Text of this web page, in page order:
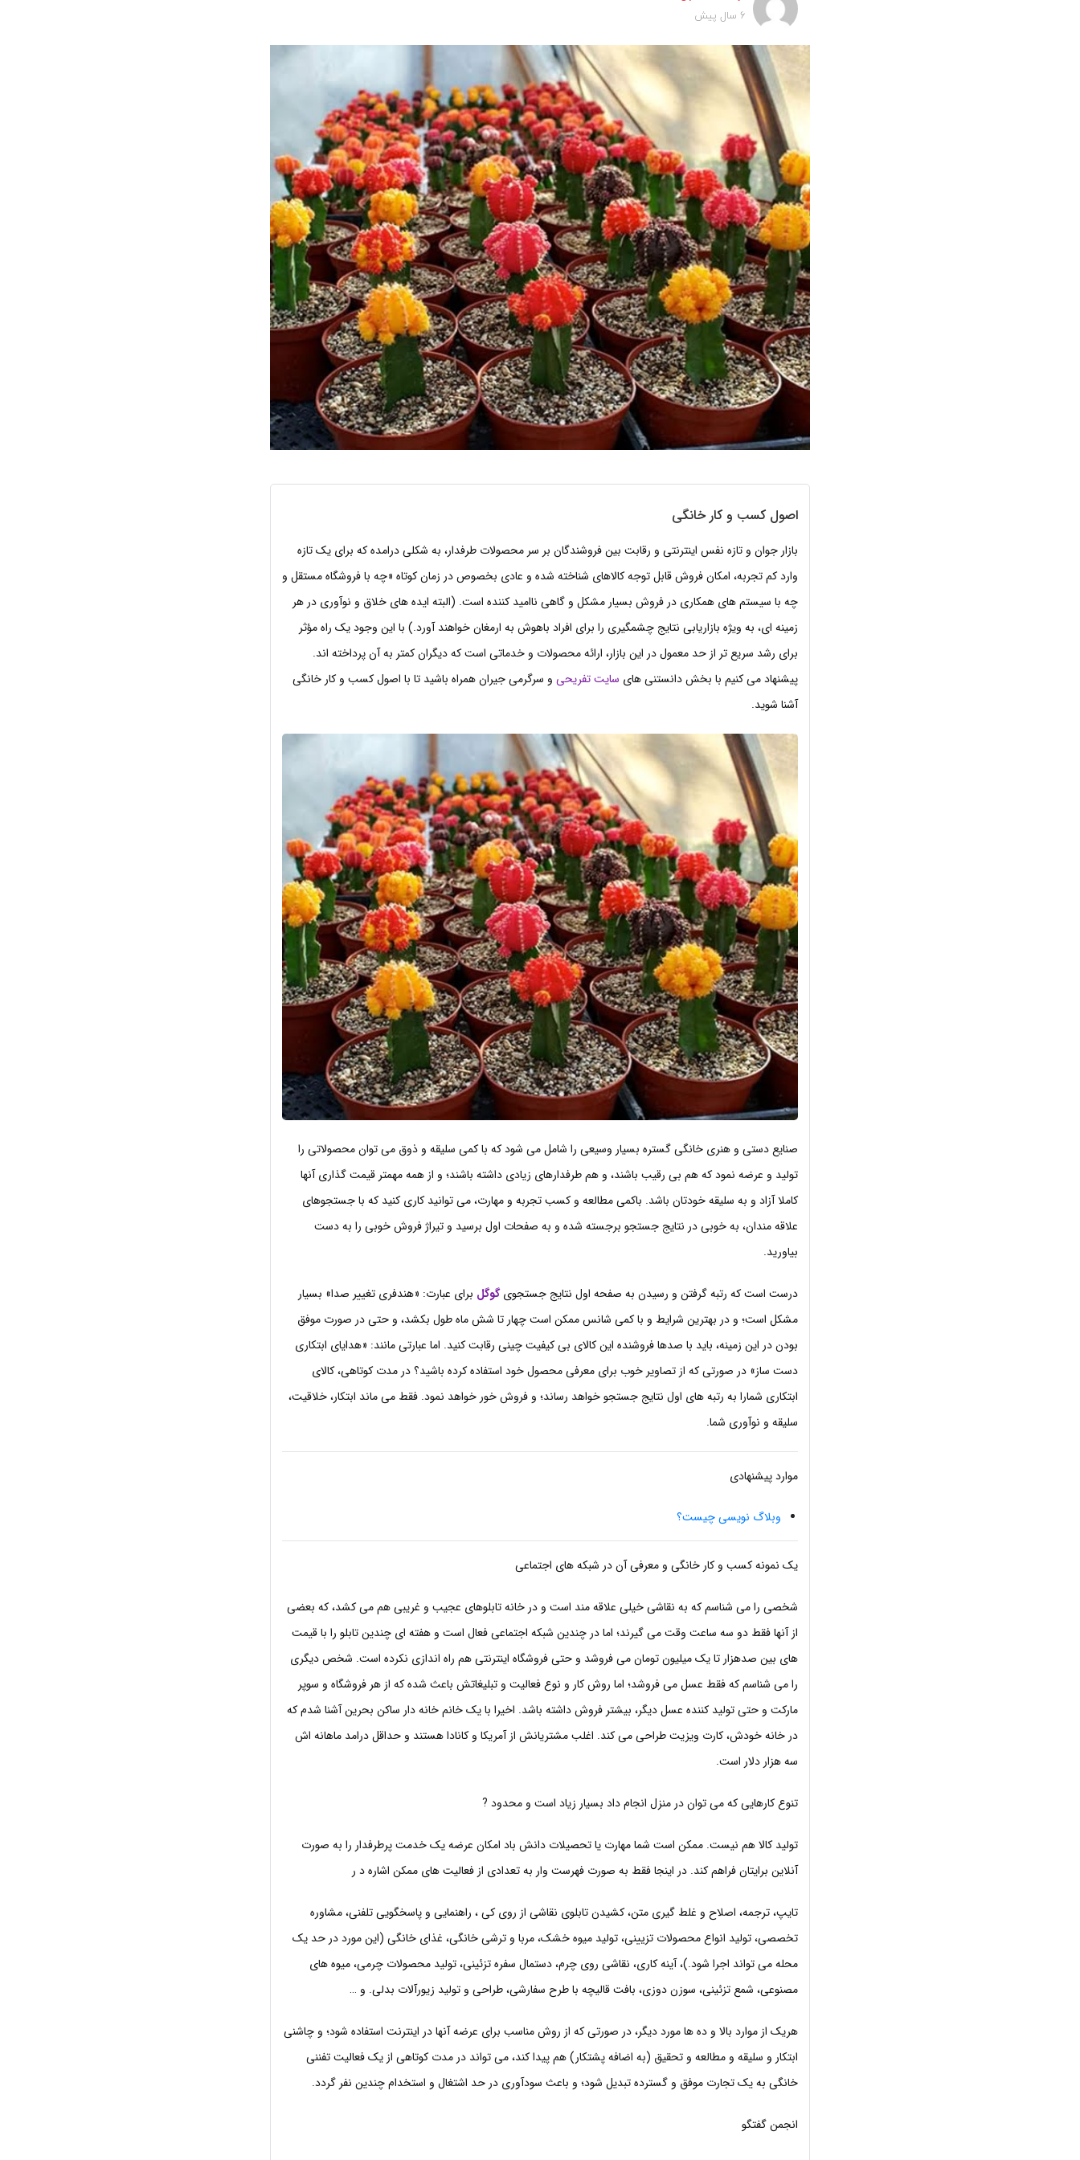
6 سال پیش
اصول کسب و کار خانگی
بازار جوان و تازه نفس اینترنتی و رقابت بین فروشندگان بر سر محصولات طرفدار، به شکلی درامده که برای یک تازه
وارد کم تجربه، امکان فروش قابل توجه کالاهای شناخته شده و عادی بخصوص در زمان کوتاه «چه با فروشگاه مستقل و
چه با سیستم های همکاری در فروش بسیار مشکل و گاهی ناامید کننده است. (البته ایده های خلاق و نوآوری در هر
زمینه ای، به ویژه بازاریابی نتایج چشمگیری را برای افراد باهوش به ارمغان خواهند آورد.) با این وجود یک راه مؤثر
برای رشد سریع تر از حد معمول در این بازار، ارائه محصولات و خدماتی است که دیگران کمتر به آن پرداخته اند.
پیشنهاد می کنیم با بخش دانستنی های سایت تفریحی و سرگرمی جیران همراه باشید تا با اصول کسب و کار خانگی
آشنا شوید.
صنایع دستی و هنری خانگی گستره بسیار وسیعی را شامل می شود که با کمی سلیقه و ذوق می توان محصولاتی را
تولید و عرضه نمود که هم بی رقیب باشند، و هم طرفدارهای زیادی داشته باشند؛ و از همه مهمتر قیمت گذاری آنها
کاملا آزاد و به سلیقه خودتان باشد. باکمی مطالعه و کسب تجربه و مهارت، می توانید کاری کنید که با جستجوهای
علاقه مندان، به خوبی در نتایج جستجو برجسته شده و به صفحات اول برسید و تیراژ فروش خوبی را به دست
بیاورید.
درست است که رتبه گرفتن و رسیدن به صفحه اول نتایج جستجویگوگل برای عبارت: «هندفری تغییر صدا» بسیار
مشکل است؛ و در بهترین شرایط و با کمی شانس ممکن است چهار تا شش ماه طول بکشد، و حتی در صورت موفق
بودن در این زمینه، باید با صدها فروشنده این کالای بی کیفیت چینی رقابت کنید. اما عبارتی مانند: «هدایای ابتکاری
دست ساز» در صورتی که از تصاویر خوب برای معرفی محصول خود استفاده کرده باشید؟ در مدت کوتاهی، کالای
ابتکاری شمارا به رتبه های اول نتایج جستجو خواهد رساند؛ و فروش خور خواهد نمود. فقط می ماند ابتکار، خلاقیت،
سلیقه و نوآوری شما.
موارد پیشنهادی
وبلاگ نویسی چیست؟
یک نمونه کسب و کار خانگی و معرفی آن در شبکه های اجتماعی
شخصی را می شناسم که به نقاشی خیلی علاقه مند است و در خانه تابلوهای عجیب و غریبی هم می کشد، که بعضی
از آنها فقط دو سه ساعت وقت می گیرند؛ اما در چندین شبکه اجتماعی فعال است و هفته ای چندین تابلو را با قیمت
های بین صدهزار تا یک میلیون تومان می فروشد و حتی فروشگاه اینترنتی هم راه اندازی نکرده است. شخص دیگری
را می شناسم که فقط عسل می فروشد؛ اما روش کار و نوع فعالیت و تبلیغاتش باعث شده که از هر فروشگاه و سوپر
مارکت و حتی تولید کننده عسل دیگر، بیشتر فروش داشته باشد. اخیرا با یک خانم خانه دار ساکن بحرین آشنا شدم که
در خانه خودش، کارت ویزیت طراحی می کند. اغلب مشتریانش از آمریکا و کانادا هستند و حداقل درامد ماهانه اش
سه هزار دلار است.
تنوع کارهایی که می توان در منزل انجام داد بسیار زیاد است و محدود ?
تولید کالا هم نیست. ممکن است شما مهارت یا تحصیلات دانش باد امکان عرضه یک خدمت پرطرفدار را به صورت
آنلاین برایتان فراهم کند. در اینجا فقط به صورت فهرست وار به تعدادی از فعالیت های ممکن اشاره د ر
تایپ، ترجمه، اصلاح و غلط گیری متن، کشیدن تابلوی نقاشی از روی کی ، راهنمایی و پاسخگویی تلفنی، مشاوره
تخصصی، تولید انواع محصولات تزیینی، تولید میوه خشک، مربا و ترشی خانگی، غذای خانگی (این مورد در حد یک
محله می تواند اجرا شود.)، آینه کاری، نقاشی روی چرم، دستمال سفره تزئینی، تولید محصولات چرمی، میوه های
مصنوعی، شمع تزئینی، سوزن دوزی، بافت قالیچه با طرح سفارشی، طراحی و تولید زیورآلات بدلی. و …
هریک از موارد بالا و ده ها مورد دیگر، در صورتی که از روش مناسب برای عرضه آنها در اینترنت استفاده شود؛ و چاشنی
ابتکار و سلیقه و مطالعه و تحقیق (به اضافه پشتکار) هم پیدا کند، می تواند در مدت کوتاهی از یک فعالیت تفننی
خانگی به یک تجارت موفق و گسترده تبدیل شود؛ و باعث سودآوری در حد اشتغال و استخدام چندین نفر گردد.
انجمن گفتگو